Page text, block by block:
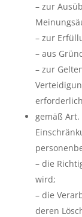
– zur
– zur
– aus
– zur
gemäß Art.
– die
wird;
– die
deren